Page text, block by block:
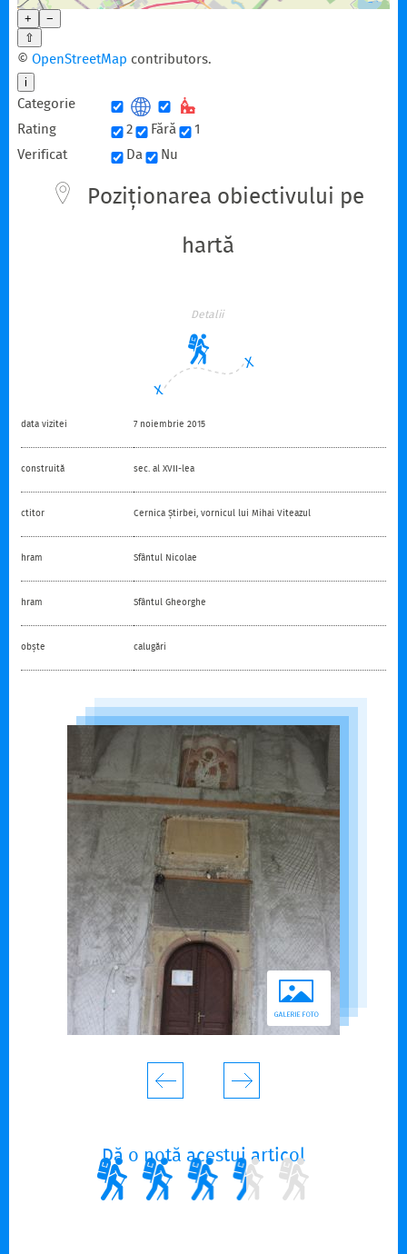
+
−
⇧
© OpenStreetMap contributors.
i
Categorie
Rating
2 Fără
1
Verificat
Da Nu
Poziționarea obiectivului pe
hartă
Detalii
data vizitei 7 noiembrie 2015
construită sec. al XVII-lea
ctitor Cernica Știrbei, vornicul lui Mihai Viteazul
hram Sfântul Nicolae
hram Sfântul Gheorghe
obște calugări
Dă o notă acestui articol